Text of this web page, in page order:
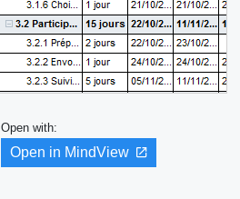
Open with:
Open in MindView